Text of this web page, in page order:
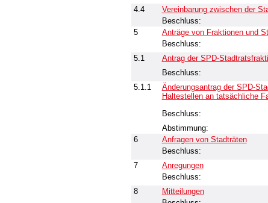
4.4 Vereinbarung zwischen der
Beschluss:
5
Anträge von Fraktionen und
Beschluss:
5.1 Antrag der SPD-
Beschluss:
5.1.1
Änderungsantrag der SPD-
Haltestellen an tatsächliche
Beschluss:
Abstimmung:
6
Anfragen von Stadträten
Beschluss:
7
Anregungen
Beschluss:
8
Mitteilungen